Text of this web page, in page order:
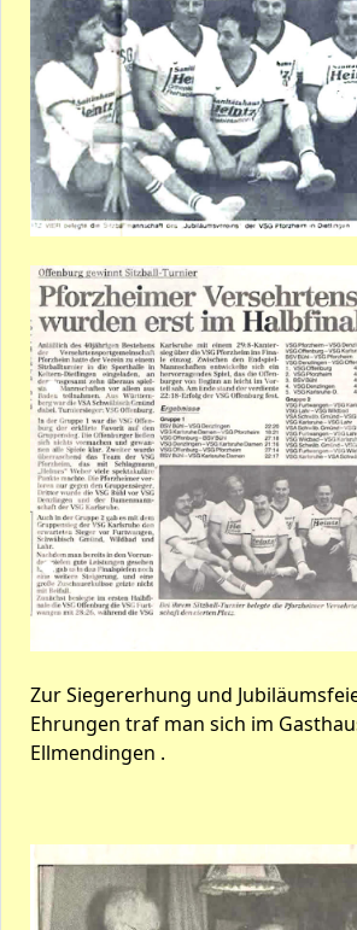
Zur Siegererhung und
Ehrungen traf man sich im
Ellmendingen .